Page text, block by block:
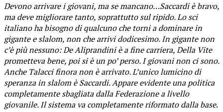
Devono arrivare i giovani, ma se mancano…Saccardi è bravo,
ma deve migliorare tanto, soprattutto sul ripido. Lo sci
italiano ha bisogno di qualcuno che torni a dominare in
gigante e slalom, non che arrivi dodicesimo. In gigante non
c’è più nessuno: De Aliprandini è a fine carriera, Della Vite
prometteva bene, poi si è un po’ perso. I giovani non ci sono.
Anche Talacci finora non è arrivato. L’unico lumicino di
speranza in slalom è Saccardi. Appare evidente una politica
completamente sbagliata dalla Federazione a livello
giovanile. Il sistema va completamente riformato dalla base.